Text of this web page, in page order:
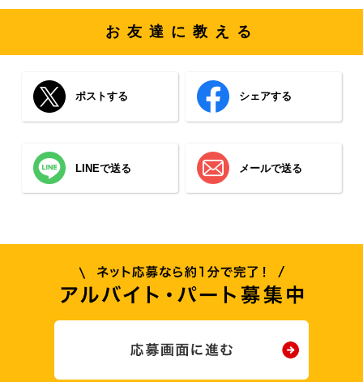
お友達に教える
ポストする シェアする
LINEで送る メールで送る